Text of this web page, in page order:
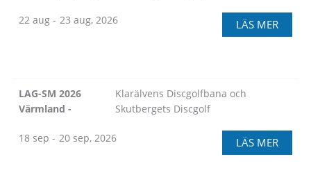
22 aug - 23 aug, 2026 LÄS MER
18 sep - 20 sep, 2026
LAG-SM 2026
Värmland -
Klarälvens Discgolfbana och
Skutbergets Discgolf
LÄS MER